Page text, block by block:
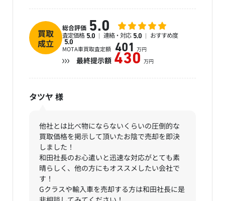
買取
成立
総合評価 5.0
査定価格 5.0 連絡・対応 5.0 おすすめ度
5.0
MOTA車買取査定額 401 万円
最終提示額 430 万円
タツヤ 様
他社とは比べ物にならないくらいの圧倒的な
買取価格を掲示して頂いたお陰で売却を即決
しました！
和田社長のお心遣いと迅速な対応がとても素
晴らしく、他の方にもオススメしたい会社で
す！
Gクラスや輸入車を売却する方は和田社長に是